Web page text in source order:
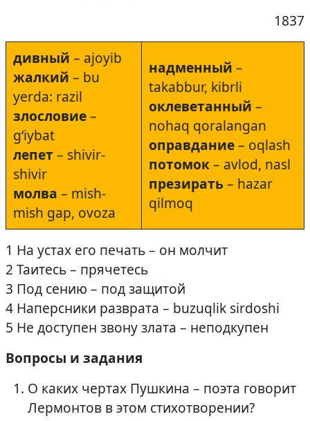
1837
дивный – ajoyib
жалкий – bu
yerda: razil
злословие–
g‘iybat
лепет– shivir-
shivir
молва – mish-
mish gap, ovoza
надменный –
takabbur, kibrli
оклеветанный –
nohaq qoralangan
оправдание– oqlash
потомок– avlod, nasl
презирать – hazar
qilmoq
1 На устах его печать – он молчит
2 Таитесь – прячетесь
3 Под сению – под защитой
4 Наперсники разврата – buzuqlik sirdoshi
5 Не доступен звону злата – неподкупен
Вопросы и задания
О каких чертах Пушкина – поэта говорит
Лермонтов в этом стихотворении?